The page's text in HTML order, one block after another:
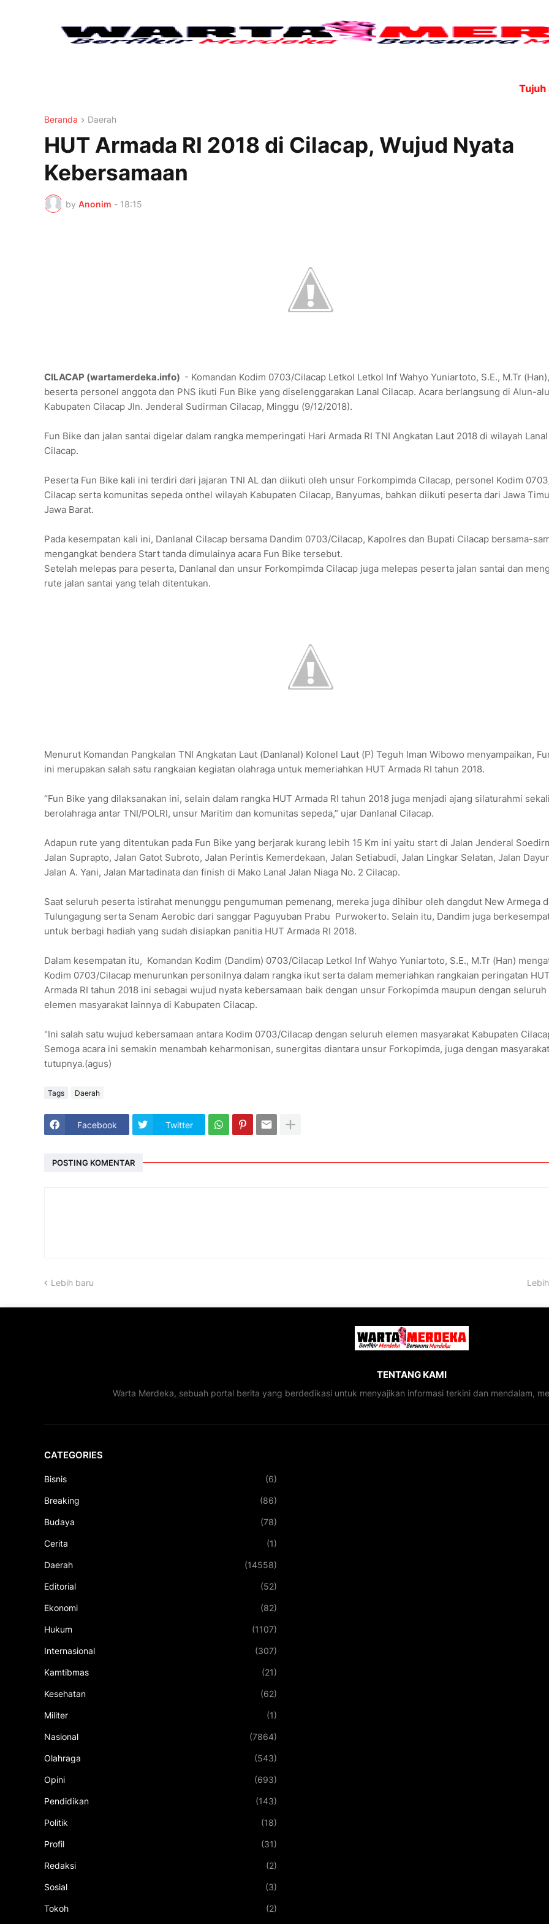
Tujuh
Beranda Daerah
HUT Armada RI 2018 di Cilacap, Wujud Nyata
Kebersamaan
by Anonim - 18:15
CILACAP (wartamerdeka.info) - Komandan Kodim 0703/Cilacap Letkol Letkol Inf Wahyo Yuniartoto, S.E., M.Tr (Han),
beserta personel anggota dan PNS ikuti Fun Bike yang diselenggarakan Lanal Cilacap. Acara berlangsung di Alun-
Kabupaten Cilacap Jln. Jenderal Sudirman Cilacap, Minggu (9/12/2018).
Fun Bike dan jalan santai digelar dalam rangka memperingati Hari Armada RI TNI Angkatan Laut 2018 di wilayah Lanal
Cilacap.
Peserta Fun Bike kali ini terdiri dari jajaran TNI AL dan diikuti oleh unsur Forkompimda Cilacap, personel Kodim
Cilacap serta komunitas sepeda onthel wilayah Kabupaten Cilacap, Banyumas, bahkan diikuti peserta dari Jawa
Jawa Barat.
Pada kesempatan kali ini, Danlanal Cilacap bersama Dandim 0703/Cilacap, Kapolres dan Bupati Cilacap bersama-
mengangkat bendera Start tanda dimulainya acara Fun Bike tersebut.
Setelah melepas para peserta, DanlanaI dan unsur Forkompimda Cilacap juga melepas peserta jalan santai dan
rute jalan santai yang telah ditentukan.
Menurut Komandan Pangkalan TNI Angkatan Laut (Danlanal) Kolonel Laut (P) Teguh Iman Wibowo menyampaikan,
ini merupakan salah satu rangkaian kegiatan olahraga untuk memeriahkan HUT Armada RI tahun 2018.
“Fun Bike yang dilaksanakan ini, selain dalam rangka HUT Armada RI tahun 2018 juga menjadi ajang silaturahmi
berolahraga antar TNI/POLRI, unsur Maritim dan komunitas sepeda,” ujar Danlanal Cilacap.
Adapun rute yang ditentukan pada Fun Bike yang berjarak kurang lebih 15 Km ini yaitu start di Jalan Jenderal
Jalan Suprapto, Jalan Gatot Subroto, Jalan Perintis Kemerdekaan, Jalan Setiabudi, Jalan Lingkar Selatan, Jalan
Jalan A. Yani, Jalan Martadinata dan finish di Mako Lanal Jalan Niaga No. 2 Cilacap.
Saat seluruh peserta istirahat menunggu pengumuman pemenang, mereka juga dihibur oleh dangdut New Armega
Tulungagung serta Senam Aerobic dari sanggar Paguyuban Prabu Purwokerto. Selain itu, Dandim juga
untuk berbagi hadiah yang sudah disiapkan panitia HUT Armada RI 2018.
Dalam kesempatan itu, Komandan Kodim (Dandim) 0703/Cilacap Letkol Inf Wahyo Yuniartoto, S.E., M.Tr (Han)
Kodim 0703/Cilacap menurunkan personilnya dalam rangka ikut serta dalam memeriahkan rangkaian peringatan
Armada RI tahun 2018 ini sebagai wujud nyata kebersamaan baik dengan unsur Forkopimda maupun dengan seluruh
elemen masyarakat lainnya di Kabupaten Cilacap.
"Ini salah satu wujud kebersamaan antara Kodim 0703/Cilacap dengan seluruh elemen masyarakat Kabupaten
Semoga acara ini semakin menambah keharmonisan, sunergitas diantara unsur Forkopimda, juga dengan
tutupnya.(agus)
Tags Daerah
Facebook Twitter
POSTING KOMENTAR
Lebih baru
TENTANG KAMI
Warta Merdeka, sebuah portal berita yang berdedikasi untuk menyajikan informasi terkini dan mendalam,
CATEGORIES
Bisnis (6)
Breaking (86)
Budaya (78)
Cerita (1)
Daerah (14558)
Editorial (52)
Ekonomi (82)
Hukum (1107)
Internasional (307)
Kamtibmas (21)
Kesehatan (62)
Militer (1)
Nasional (7864)
Olahraga (543)
Opini (693)
Pendidikan (143)
Politik (18)
Profil (31)
Redaksi (2)
Sosial (3)
Tokoh (2)